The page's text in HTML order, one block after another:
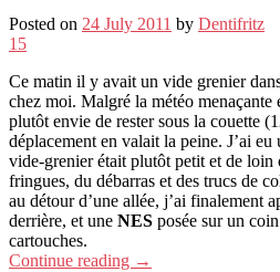
Posted on 24 July 2011 by Dentifritz
15
Ce matin il y avait un vide grenier
chez moi. Malgré la météo menaçante
plutôt envie de rester sous la couette
déplacement en valait la peine. J’ai
vide-grenier était plutôt petit et de loin
fringues, du débarras et des trucs de
au détour d’une allée, j’ai finalement
derrière, et une NES posée sur un
cartouches.
Continue reading →